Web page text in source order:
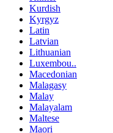
Kurdish
Kyrgyz
Latin
Latvian
Lithuanian
Luxembou..
Macedonian
Malagasy
Malay
Malayalam
Maltese
Maori